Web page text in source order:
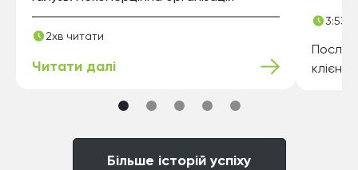
2хв читати
Читати далі
Бiльше iсторiй успiху